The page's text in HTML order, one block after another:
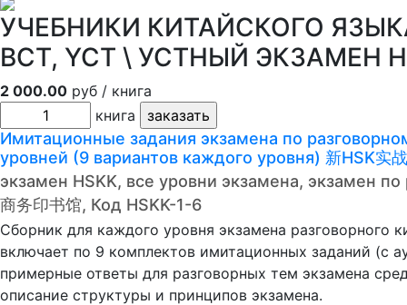
УЧЕБНИКИ КИТАЙСКОГО
BCT, YCT \ УСТНЫЙ ЭКЗАМЕН
2 000.00 руб / книга
книга
Имитационные задания экзамена по
уровней (9 вариантов каждого уровня) 新HSK实
экзамен HSKK, все уровни экзамена, экзамен по
商务印书馆, Код HSKK-1-6
Сборник для каждого уровня экзамена разговорного
включает по 9 комплектов имитационных заданий (с
примерные ответы для разговорных тем экзамена
описание структуры и принципов экзамена.